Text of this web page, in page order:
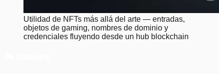
Utilidad de NFTs más allá del arte — entradas,
objetos de gaming, nombres de dominio y
credenciales fluyendo desde un hub blockchain